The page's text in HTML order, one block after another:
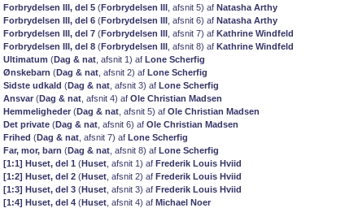
Forbrydelsen III, del 5 (Forbrydelsen III , afsnit 5) af Natasha Arthy
Forbrydelsen III, del 6 (Forbrydelsen III , afsnit 6) af Natasha Arthy
Forbrydelsen III, del 7 (Forbrydelsen III , afsnit 7) af Kathrine Windfeld
Forbrydelsen III, del 8 (Forbrydelsen III , afsnit 8) af Kathrine Windfeld
Ultimatum (Dag & nat , afsnit 1) af Lone Scherfig
Ønskebarn (Dag & nat , afsnit 2) af Lone Scherfig
Sidste udkald (Dag & nat , afsnit 3) af Lone Scherfig
Ansvar (Dag & nat , afsnit 4) af Ole Christian Madsen
Hemmeligheder (Dag & nat , afsnit 5) af Ole Christian Madsen
Det private (Dag & nat , afsnit 6) af Ole Christian Madsen
Frihed (Dag & nat , afsnit 7) af Lone Scherfig
Far, mor, barn (Dag & nat , afsnit 8) af Lone Scherfig
[1:1] Huset, del 1 (Huset , afsnit 1) af Frederik Louis Hviid
[1:2] Huset, del 2 (Huset , afsnit 2) af Frederik Louis Hviid
[1:3] Huset, del 3 (Huset , afsnit 3) af Frederik Louis Hviid
[1:4] Huset, del 4 (Huset , afsnit 4) af Michael Noer